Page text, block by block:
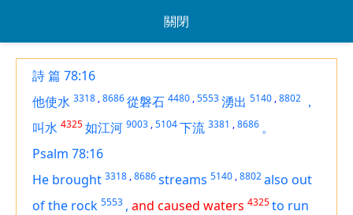
關閉
詩 篇 78:16
他使水 3318 ,8686從磐石 4480 ,5553湧出 5140 ,8802 ，
叫水 4325如江河 9003 ,5104下流 3381 ,8686 。
Psalm 78:16
He brought 3318 ,8686streams 5140 ,8802also out
of the rock 5553 , and caused waters 4325to run